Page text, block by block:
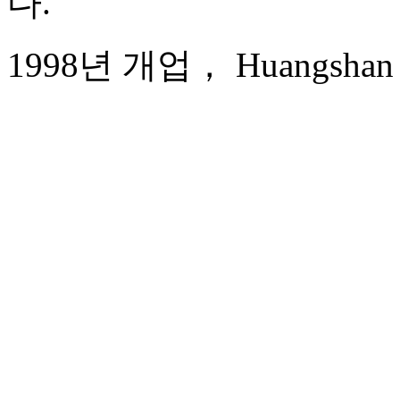
1998년 개업，